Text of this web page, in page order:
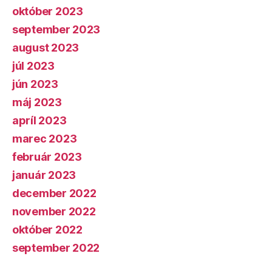
október 2023
september 2023
august 2023
júl 2023
jún 2023
máj 2023
apríl 2023
marec 2023
február 2023
január 2023
december 2022
november 2022
október 2022
september 2022